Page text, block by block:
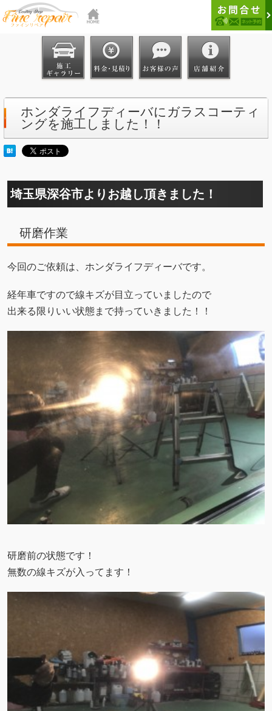
ホンダライフディーバにガラスコーティ
ングを施工しました！！
埼玉県深谷市よりお越し頂きました！
研磨作業
今回のご依頼は、ホンダライフディーバです。
経年車ですので線キズが目立っていましたので
出来る限りいい状態まで持っていきました！！
研磨前の状態です！
無数の線キズが入ってます！